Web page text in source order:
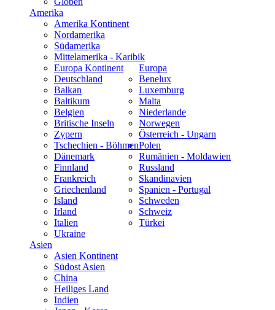
Amerika
Amerika Kontinent
Nordamerika
Südamerika
Mittelamerika - Karibik
Europa
Europa Kontinent
Deutschland
Balkan
Baltikum
Belgien
Britische Inseln
Zypern
Tschechien - Böhmen
Dänemark
Finnland
Frankreich
Griechenland
Island
Irland
Italien
Benelux
Luxemburg
Malta
Niederlande
Norwegen
Österreich - Ungarn
Polen
Rumänien - Moldawien
Russland
Skandinavien
Spanien - Portugal
Schweden
Schweiz
Türkei
Ukraine
Asien
Asien Kontinent
Südost Asien
China
Heiliges Land
Indien